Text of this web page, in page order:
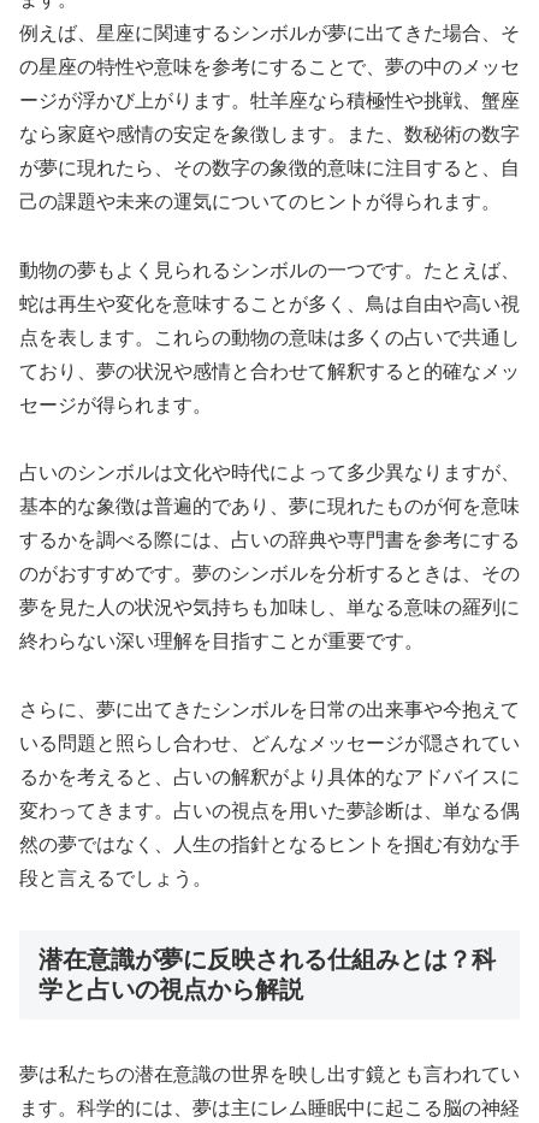
例えば、星座に関連するシンボルが夢に出てきた場合、そ
の星座の特性や意味を参考にすることで、夢の中のメッセ
ージが浮かび上がります。牡羊座なら積極性や挑戦、蟹座
なら家庭や感情の安定を象徴します。また、数秘術の数字
が夢に現れたら、その数字の象徴的意味に注目すると、自
己の課題や未来の運気についてのヒントが得られます。
動物の夢もよく見られるシンボルの一つです。たとえば、
蛇は再生や変化を意味することが多く、鳥は自由や高い視
点を表します。これらの動物の意味は多くの占いで共通し
ており、夢の状況や感情と合わせて解釈すると的確なメッ
セージが得られます。
占いのシンボルは文化や時代によって多少異なりますが、
基本的な象徴は普遍的であり、夢に現れたものが何を意味
するかを調べる際には、占いの辞典や専門書を参考にする
のがおすすめです。夢のシンボルを分析するときは、その
夢を見た人の状況や気持ちも加味し、単なる意味の羅列に
終わらない深い理解を目指すことが重要です。
さらに、夢に出てきたシンボルを日常の出来事や今抱えて
いる問題と照らし合わせ、どんなメッセージが隠されてい
るかを考えると、占いの解釈がより具体的なアドバイスに
変わってきます。占いの視点を用いた夢診断は、単なる偶
然の夢ではなく、人生の指針となるヒントを掴む有効な手
段と言えるでしょう。
潜在意識が夢に反映される仕組みとは？科
学と占いの視点から解説
夢は私たちの潜在意識の世界を映し出す鏡とも言われてい
ます。科学的には、夢は主にレム睡眠中に起こる脳の神経